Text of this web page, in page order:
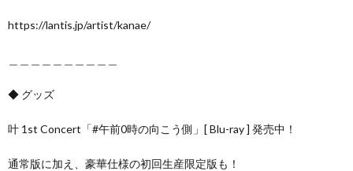
https://lantis.jp/artist/kanae/
◆ グッズ
叶 1st Concert「#午前0時の向こう側」[ Blu-ray ] 発売中！
通常版に加え、豪華仕様の初回生産限定版も！